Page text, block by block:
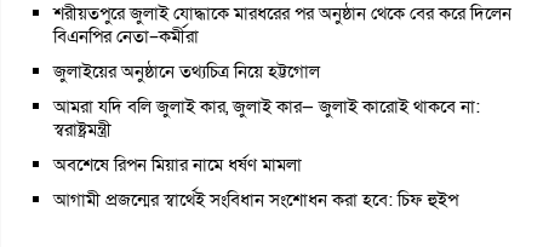
শরীয়তপুরে জুলাই যোদ্ধাকে মারধরের পর অনুষ্ঠান থেকে বের করে দিলেন
বিএনপির নেতা–কর্মীরা
জুলাইয়ের অনুষ্ঠানে তথ্যচিত্র নিয়ে হট্টগোল
আমরা যদি বলি জুলাই কার, জুলাই কার— জুলাই কারোই থাকবে না:
স্বরাষ্ট্রমন্ত্রী
অবশেষে রিপন মিয়ার নামে ধর্ষণ মামলা
আগামী প্রজন্মের স্বার্থেই সংবিধান সংশোধন করা হবে: চিফ হুইপ